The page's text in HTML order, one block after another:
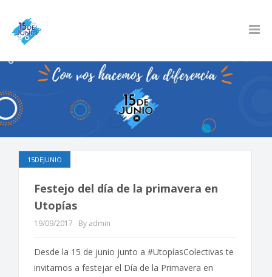
15DEJUNIO
Festejo del día de la primavera en
Utopías
19/09/2017 By admin
Desde la 15 de junio junto a #UtopíasColectivas te
invitamos a festejar el Día de la Primavera en